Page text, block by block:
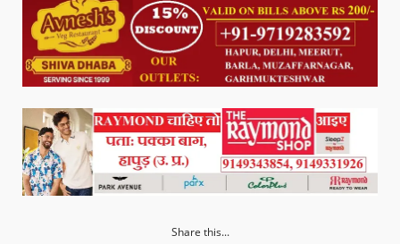
Share this...